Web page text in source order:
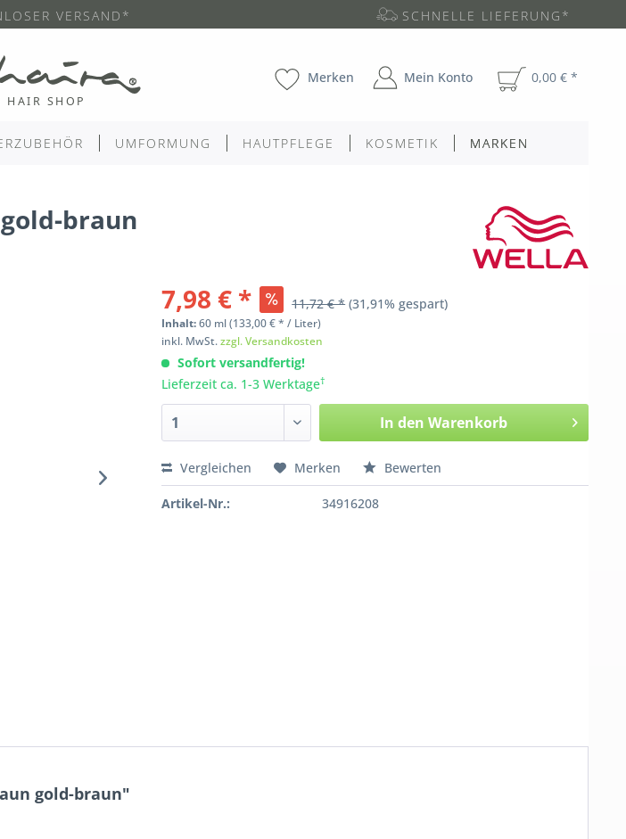
VERSAND* SCHNELLE LIEFERUNG*
Merken Mein Konto 0,00 € *
UMFORMUNG HAUTPFLEGE KOSMETIK MARKEN
braun
7,98 € * 11,72 € * (31,91% gespart)
Inhalt:60 ml(133,00 € * / Liter)
inkl. MwSt.zzgl. Versandkosten
Sofort versandfertig!
Lieferzeit ca. 1-3 Werktage†
In den Warenkorb
Vergleichen Merken Bewerten
Artikel-Nr.: 34916208
gold-braun"